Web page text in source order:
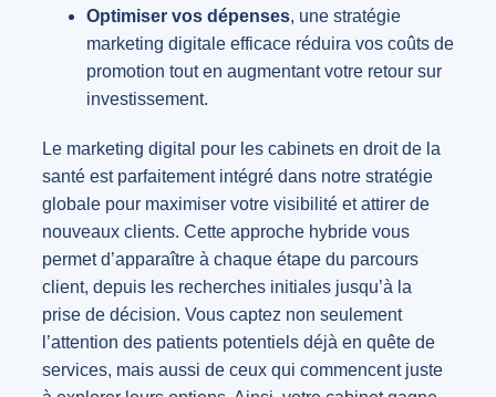
Optimiser vos dépenses, une stratégie
marketing digitale efficace réduira vos coûts de
promotion tout en augmentant votre retour sur
investissement.
Le marketing digital pour les cabinets en droit de la
santé est parfaitement intégré dans notre stratégie
globale pour maximiser votre visibilité et attirer de
nouveaux clients. Cette approche hybride vous
permet d’apparaître à chaque étape du parcours
client, depuis les recherches initiales jusqu’à la
prise de décision. Vous captez non seulement
l’attention des patients potentiels déjà en quête de
services, mais aussi de ceux qui commencent juste